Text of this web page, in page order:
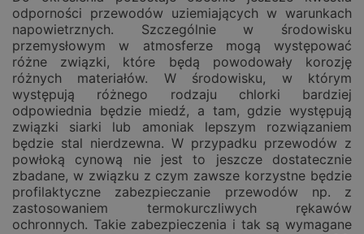
odporności przewodów uziemiających w warunkach
napowietrznych. Szczególnie w środowisku
przemysłowym w atmosferze mogą występować
różne związki, które będą powodowały korozję
różnych materiałów. W środowisku, w którym
występują różnego rodzaju chlorki bardziej
odpowiednia będzie miedź, a tam, gdzie występują
związki siarki lub amoniak lepszym rozwiązaniem
będzie stal nierdzewna. W przypadku przewodów z
powłoką cynową nie jest to jeszcze dostatecznie
zbadane, w związku z czym zawsze korzystne będzie
profilaktyczne zabezpieczanie przewodów np. z
zastosowaniem termokurczliwych rękawów
ochronnych. Takie zabezpieczenia i tak są wymagane